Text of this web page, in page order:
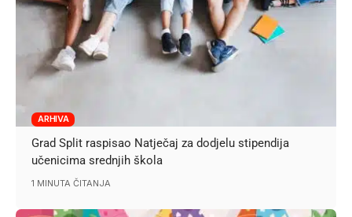
ARHIVA
Grad Split raspisao Natječaj za dodjelu stipendija
učenicima srednjih škola
1 MINUTA ČITANJA